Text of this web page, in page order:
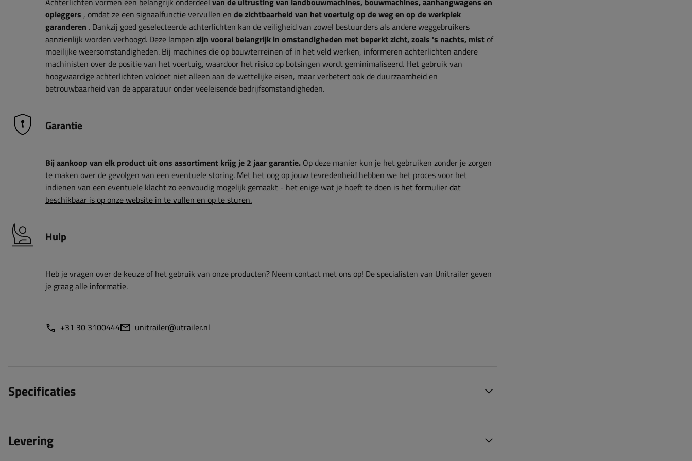
opleggers , omdat ze een signaalfunctie vervullen en de zichtbaarheid van het voertuig op de weg en op de werkplek
garanderen . Dankzij goed geselecteerde achterlichten kan de veiligheid van zowel bestuurders als andere weggebruikers
aanzienlijk worden verhoogd. Deze lampen zijn vooral belangrijk in omstandigheden met beperkt zicht, zoals 's nachts, mist of
moeilijke weersomstandigheden. Bij machines die op bouwterreinen of in het veld werken, informeren achterlichten andere
machinisten over de positie van het voertuig, waardoor het risico op botsingen wordt geminimaliseerd. Het gebruik van
hoogwaardige achterlichten voldoet niet alleen aan de wettelijke eisen, maar verbetert ook de duurzaamheid en
betrouwbaarheid van de apparatuur onder veeleisende bedrijfsomstandigheden.
Garantie
Bij aankoop van elk product uit ons assortiment krijg je 2 jaar garantie. Op deze manier kun je het gebruiken zonder je zorgen
te maken over de gevolgen van een eventuele storing. Met het oog op jouw tevredenheid hebben we het proces voor het
indienen van een eventuele klacht zo eenvoudig mogelijk gemaakt - het enige wat je hoeft te doen is het formulier dat
beschikbaar is op onze website in te vullen en op te sturen.
Hulp
Heb je vragen over de keuze of het gebruik van onze producten? Neem contact met ons op! De specialisten van Unitrailer geven
je graag alle informatie.
+31 30 3100444 unitrailer@utrailer.nl
Specificaties
Levering